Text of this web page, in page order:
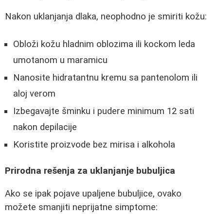
Nakon uklanjanja dlaka, neophodno je smiriti kožu:
Obloži kožu hladnim oblozima ili kockom leda
umotanom u maramicu
Nanosite hidratantnu kremu sa pantenolom ili
aloj verom
Izbegavajte šminku i pudere minimum 12 sati
nakon depilacije
Koristite proizvode bez mirisa i alkohola
Prirodna rešenja za uklanjanje bubuljica
Ako se ipak pojave upaljene bubuljice, ovako
možete smanjiti neprijatne simptome: